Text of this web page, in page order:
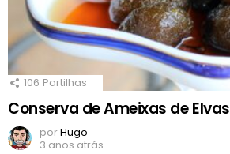
106 Partilhas
Conserva de Ameixas de Elvas
porHugo
3 anos atrás